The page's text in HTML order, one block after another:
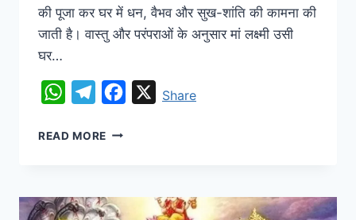
की पूजा कर घर में धन, वैभव और सुख-शांति की कामना की
जाती है। वास्तु और परंपराओं के अनुसार मां लक्ष्मी उसी
घर…
WhatsAppTelegramFacebook
XShare
READ MORE